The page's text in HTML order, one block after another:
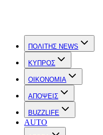
ΠΟΛΙΤΗΣ NEWS
ΚΥΠΡΟΣ
OIKONOMIA
ΑΠΟΨΕΙΣ
BUZZLIFE
AUTO